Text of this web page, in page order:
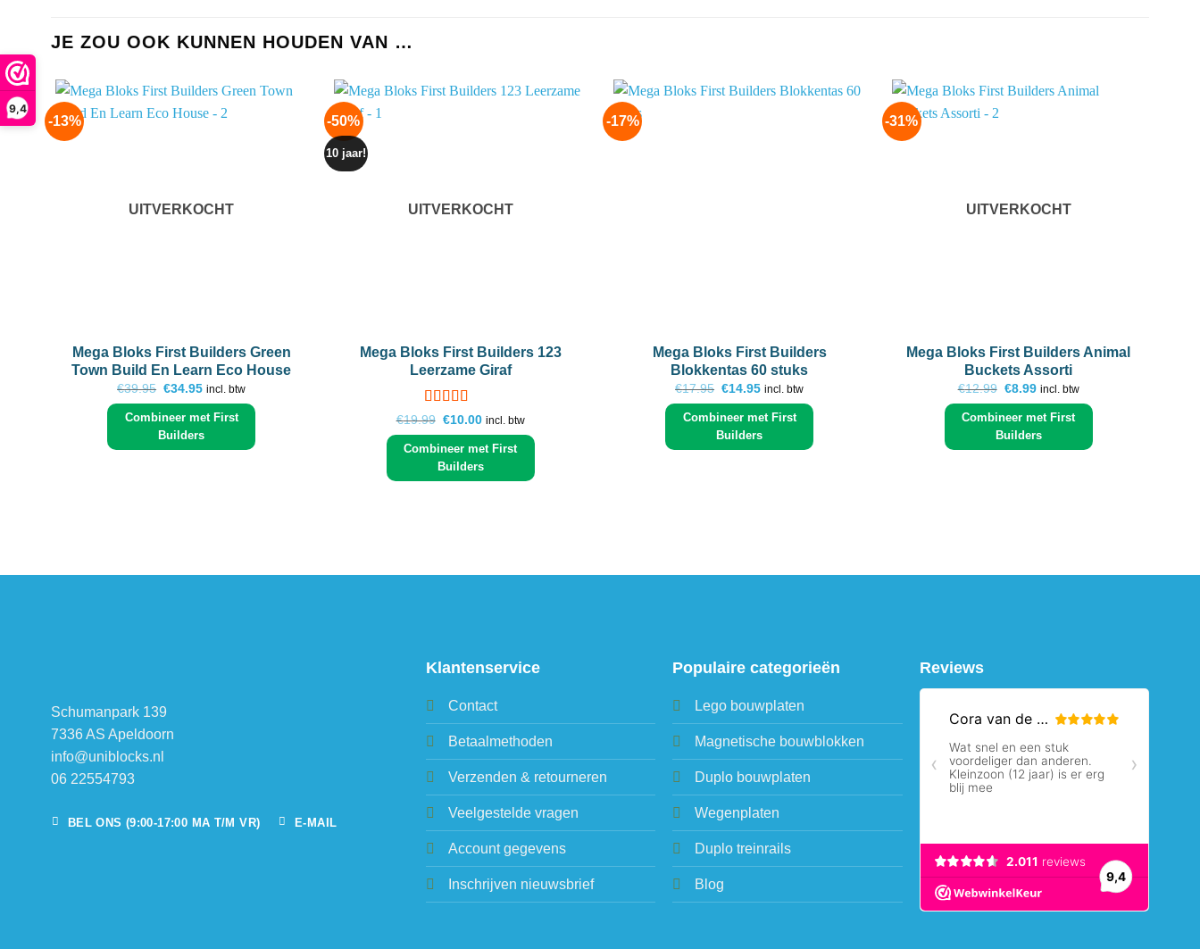
9,4
JE ZOU OOK KUNNEN HOUDEN VAN …
-13%
UITVERKOCHT
Mega Bloks First Builders Green
Town Build En Learn Eco House
€39.95 Oorspronkelijke
prijs
was:
€39.95.
€34.95Huidige
prijs
is:
€34.95.
incl. btw
Combineer met First
Builders
-50%
10 jaar!
UITVERKOCHT
Mega Bloks First Builders 123
Leerzame Giraf
Gewaardeerd
5uit 5
€19.99 Oorspronkelijke
prijs
was:
€19.99.
€10.00Huidige
prijs
is:
€10.00.
incl. btw
Combineer met First
Builders
-17%
Mega Bloks First Builders
Blokkentas 60 stuks
€17.95 Oorspronkelijke
prijs
was:
€17.95.
€14.95Huidige
prijs
is:
€14.95.
incl. btw
Combineer met First
Builders
-31%
UITVERKOCHT
Mega Bloks First Builders Animal
Buckets Assorti
€12.99 Oorspronkelijke
prijs
was:
€12.99.
€8.99Huidige
prijs
is:
€8.99.
incl. btw
Combineer met First
Builders
Schumanpark 139
7336 AS Apeldoorn
info@uniblocks.nl
06 22554793
BEL ONS (9:00-17:00 MA T/M VR) E-MAIL
Klantenservice
Contact
Betaalmethoden
Verzenden & retourneren
Veelgestelde vragen
Account gegevens
Inschrijven nieuwsbrief
Populaire categorieën
Lego bouwplaten
Magnetische bouwblokken
Duplo bouwplaten
Wegenplaten
Duplo treinrails
Blog
Reviews